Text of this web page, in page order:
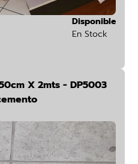
Disponible
En Stock
X 2mts - DP5003